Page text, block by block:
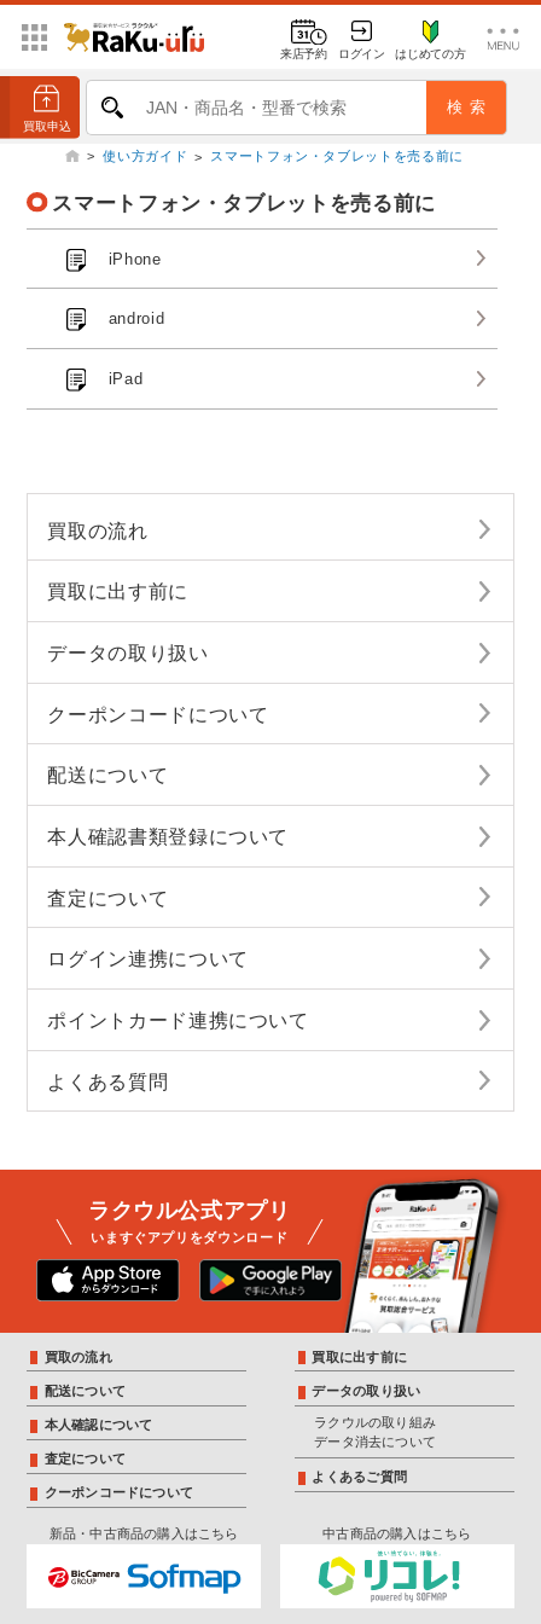
来店予約 ログイン はじめての方
> 使い方ガイド > スマートフォン・タブレットを売る前に
スマートフォン・タブレットを売る前に
iPhone
android
iPad
買取の流れ
買取に出す前に
データの取り扱い
クーポンコードについて
配送について
本人確認書類登録について
査定について
ログイン連携について
ポイントカード連携について
よくある質問
ラクウル公式アプリ
いますぐアプリをダウンロード
買取の流れ
配送について
本人確認について
査定について
クーポンコードについて
買取に出す前に
データの取り扱い
ラクウルの取り組み
データ消去について
よくあるご質問
新品・中古商品の購入はこちら 中古商品の購入はこちら